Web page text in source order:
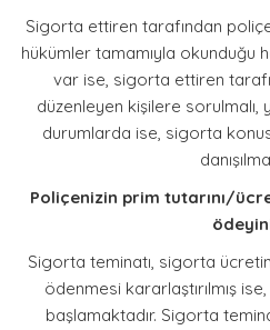
Sigorta ettiren tarafından
hükümler tamamıyla okunduğu
var ise, sigorta ettiren
düzenleyen kişilere sorulmalı,
durumlarda ise, sigorta
Poliçenizin prim tutarını/
Sigorta teminatı, sigorta
ödenmesi kararlaştırılmış
başlamaktadır. Sigorta